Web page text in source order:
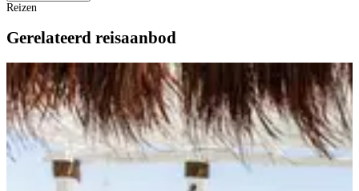
Reizen
Gerelateerd reisaanbod